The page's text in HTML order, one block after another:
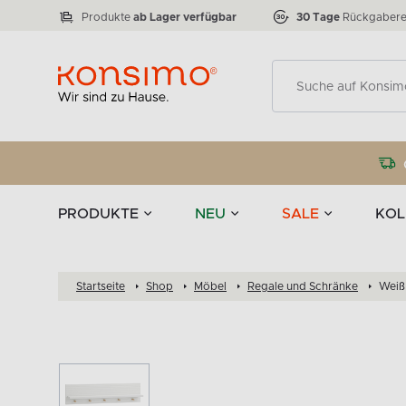
Produkte ab Lager verfügbar 30 Tage
PRODUKTE NEU SALE
Tischgeschirr
zu 50 %
VICTO Anzahl der Produkte:77
ELEGANT Anzahl der Produkte:888
Startseite Shop Möbel Regale und Schränke